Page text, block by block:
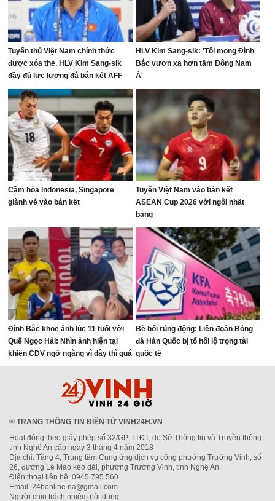
Tuyển thủ Việt Nam chính thức
được xóa thẻ, HLV Kim Sang-sik
đầy đủ lực lượng đá bán kết AFF
Cup
HLV Kim Sang-sik: 'Tôi mong Đình
Bắc vươn xa hơn tầm Đông Nam
Á'
Cầm hòa Indonesia, Singapore
giành vé vào bán kết
Tuyển Việt Nam vào bán kết
ASEAN Cup 2026 với ngôi nhất
bảng
Đình Bắc khoe ảnh lúc 11 tuổi với
Quế Ngọc Hải: Nhìn ảnh hiện tại
khiến CĐV ngỡ ngàng vì dậy thì quá
thành công
Bê bối rúng động: Liên đoàn Bóng
đá Hàn Quốc bị tố hối lộ trọng tài
quốc tế
® TRANG THÔNG TIN ĐIỆN TỬ VINH24H.VN
Hoạt động theo giấy phép số 32/GP-TTĐT, do Sở Thông tin và Truyền thông
tỉnh Nghệ An cấp ngày 3 tháng 4 năm 2018
Địa chỉ: Tầng 4, Trung tâm Cung ứng dịch vụ công phường Trường Vinh, số
26, đường Lê Mao kéo dài, phường Trường Vinh, tỉnh Nghệ An
Điện thoại liên hệ: 0945.795.560
Email: 24honline.na@gmail.com
Người chịu trách nhiệm nội dung: